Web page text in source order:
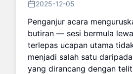
2025-12-05
Penganjur acara
butiran — sesi bermula
terlepas ucapan utama
menjadi salah satu
yang dirancang dengan